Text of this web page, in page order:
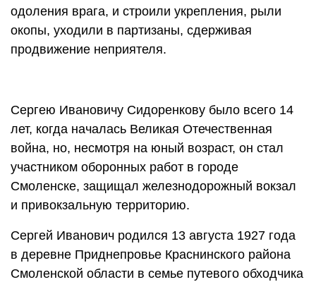
одоления врага, и строили укрепления, рыли
окопы, уходили в партизаны, сдерживая
продвижение неприятеля.
Сергею Ивановичу Сидоренкову было всего 14
лет, когда началась Великая Отечественная
война, но, несмотря на юный возраст, он стал
участником оборонных работ в городе
Смоленске, защищал железнодорожный вокзал
и привокзальную территорию.
Сергей Иванович родился 13 августа 1927 года
в деревне Приднепровье Краснинского района
Смоленской области в семье путевого обходчика